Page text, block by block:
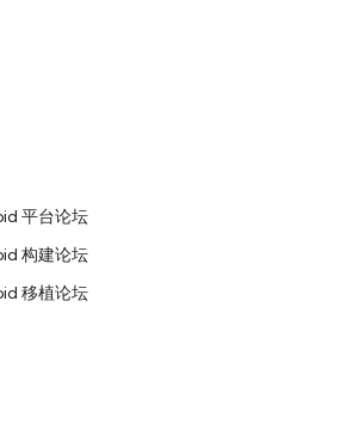
平台论坛
构建论坛
移植论坛